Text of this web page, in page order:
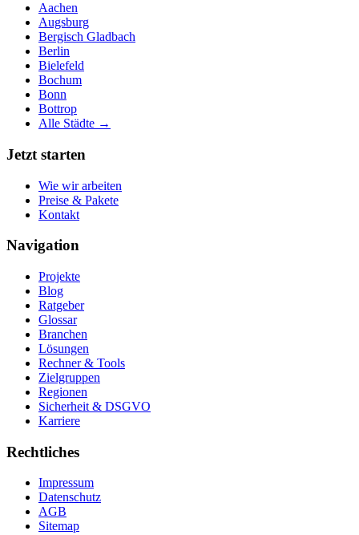
Aachen
Augsburg
Bergisch Gladbach
Berlin
Bielefeld
Bochum
Bonn
Bottrop
Alle Städte →
Jetzt starten
Wie wir arbeiten
Preise & Pakete
Kontakt
Navigation
Projekte
Blog
Ratgeber
Glossar
Branchen
Lösungen
Rechner & Tools
Zielgruppen
Regionen
Sicherheit & DSGVO
Karriere
Rechtliches
Impressum
Datenschutz
AGB
Sitemap